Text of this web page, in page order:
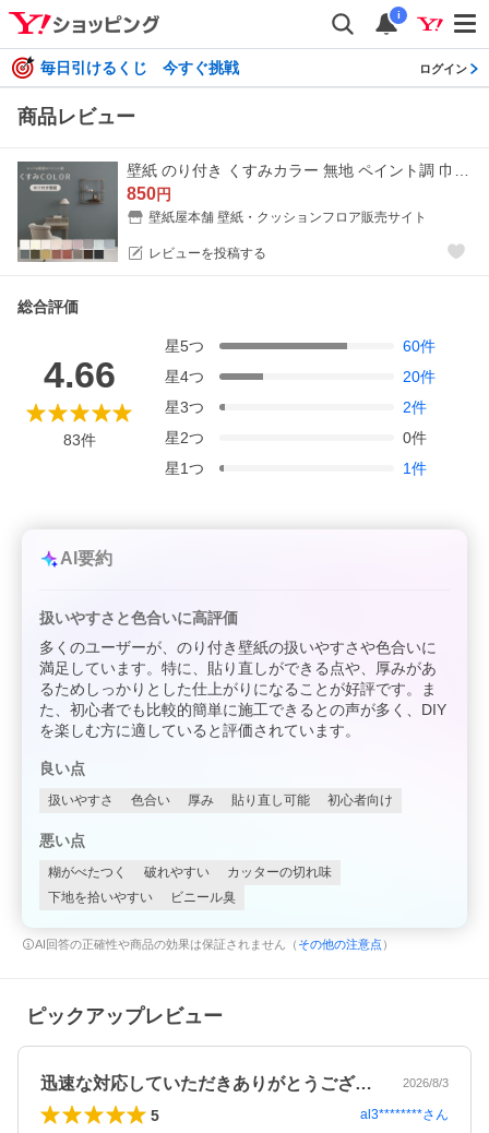
i
毎日引けるくじ 今すぐ挑戦 ログイン
商品レビュー
850円
壁紙屋本舗 壁紙・クッションフロア販売サイト
レビューを投稿する
総合評価
4.66
83件
星5つ 60件
星4つ 20件
星3つ 2件
星2つ 0件
星1つ 1件
AI要約
扱いやすさと色合いに高評価
多くのユーザーが、のり付き壁紙の扱いやすさや色合いに
満足しています。特に、貼り直しができる点や、厚みがあ
るためしっかりとした仕上がりになることが好評です。ま
た、初心者でも比較的簡単に施工できるとの声が多く、DIY
を楽しむ方に適していると評価されています。
良い点
扱いやすさ 色合い 厚み 貼り直し可能 初心者向け
悪い点
糊がべたつく 破れやすい
カッターの切れ味
下地を拾いやすい
ビニール臭
AI回答の正確性や商品の効果は保証されません（ その他の注意点 ）
ピックアップレビュー
迅速な対応していただきありがとうござい… 2026/8/3
5 al3********さん